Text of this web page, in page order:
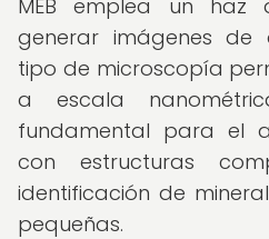
MEB emplea un haz
generar imágenes de
tipo de microscopía
a escala
fundamental para el
con estructuras
identificación de
pequeñas.